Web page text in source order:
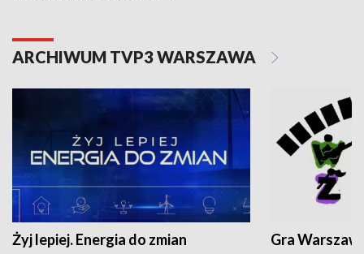
ARCHIWUM TVP3 WARSZAWA
Żyj lepiej. Energia do zmian Gra